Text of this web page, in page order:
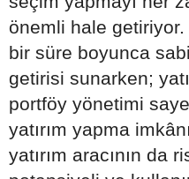
önemli hale
bir süre boyunca
getirisi sunarken;
portföy yönetimi
yatırım yapma
yatırım aracının da